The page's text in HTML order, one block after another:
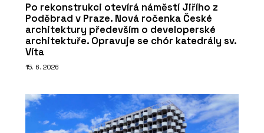
Po rekonstrukci otevírá náměstí Jiřího z
Poděbrad v Praze. Nová ročenka České
architektury především o developerské
architektuře. Opravuje se chór katedrály sv.
Víta
15. 6. 2026